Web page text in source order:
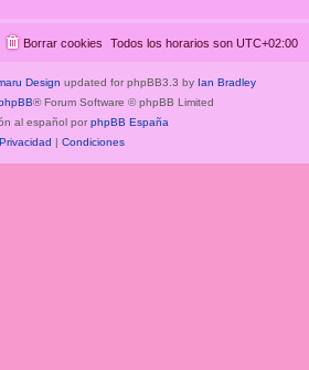
Todos los horarios son UTC+02:00
Borrar cookies
Design updated for phpBB3.3 by Ian Bradley
® Forum Software © phpBB Limited
al español por phpBB España
Privacidad | Condiciones